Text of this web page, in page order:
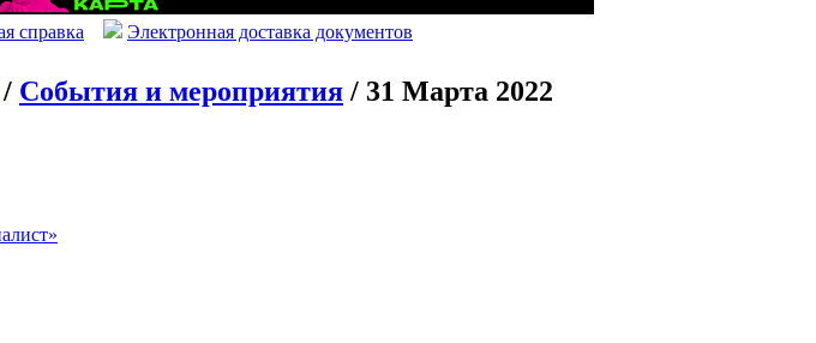
справка Электронная доставка документов
/ События и мероприятия / 31 Марта 2022